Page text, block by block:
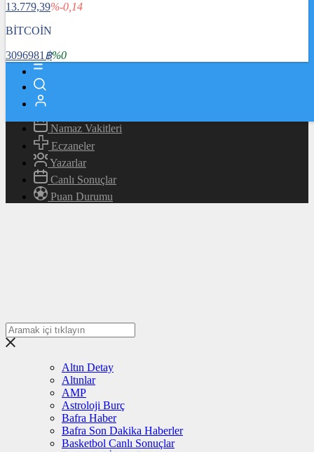
13.779,39%-0,14
BİTCOİN
3096981 ฿%0
Magazin
Teknoloji
Bafra Rehberi
Namaz Vakitleri
Eczaneler
Yazarlar
Canlı Sonuçlar
Puan Durumu
Altın Detay
Altınlar
AMP
Astroloji Burç
Bafra Haber
Bafra Son Dakika Haberler
Basketbol Canlı Sonuçlar